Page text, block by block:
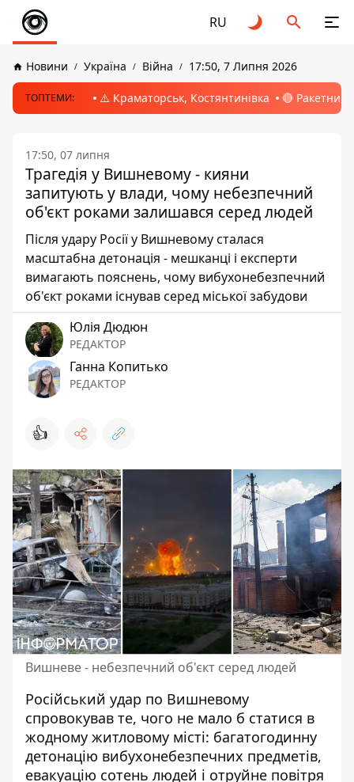
RU
Новини Україна Війна 17:50, 7 Липня 2026
ТОПТЕМИ: ⚠️ Краматорськ, Костянтинівка 🔴 Ракетний
17:50, 07 липня
Трагедія у Вишневому - кияни
запитують у влади, чому небезпечний
об'єкт роками залишався серед людей
Після удару Росії у Вишневому сталася
масштабна детонація - мешканці і експерти
вимагають пояснень, чому вибухонебезпечний
об'єкт роками існував серед міської забудови
Юлія Дюдюн
РЕДАКТОР
Ганна Копитько
РЕДАКТОР
👍
Вишневе - небезпечний об'єкт серед людей
Російський удар по Вишневому
спровокував те, чого не мало б статися в
жодному житловому місті: багатогодинну
детонацію вибухонебезпечних предметів,
евакуацію сотень людей і отруйне повітря